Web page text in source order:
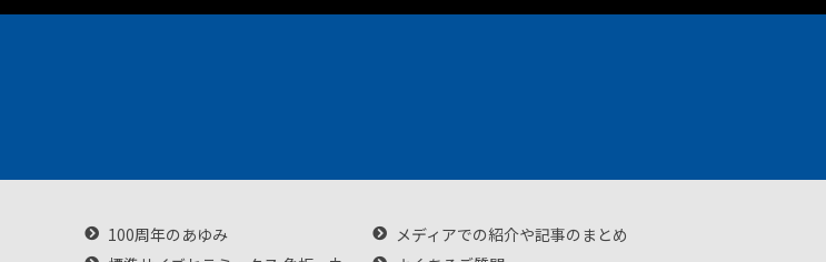
100周年のあゆみ
メディアでの紹介や記事のまとめ